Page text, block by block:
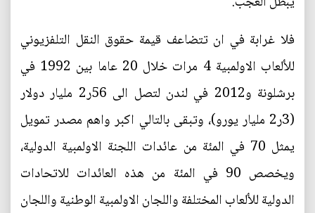
فلا غرابة في ان تتضاعف قيمة حقوق النقل التلفزيوني
للألعاب الاولمبية 4 مرات خلال 20 عاما بين 1992 في
برشلونة و2012 في لندن لتصل الى 56ر2 مليار دولار
(3ر2 مليار يورو)، وتبقى بالتالي اكبر واهم مصدر تمويل
يمثل 70 في المئة من عائدات اللجنة الاولمبية الدولية،
ويخصص 90 في المئة من هذه العائدات للاتحادات
الدولية للألعاب المختلفة واللجان الاولمبية الوطنية واللجان